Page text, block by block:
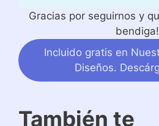
Gracias por seguirnos y
bendiga!
Incluido gratis en
Diseños.
También te